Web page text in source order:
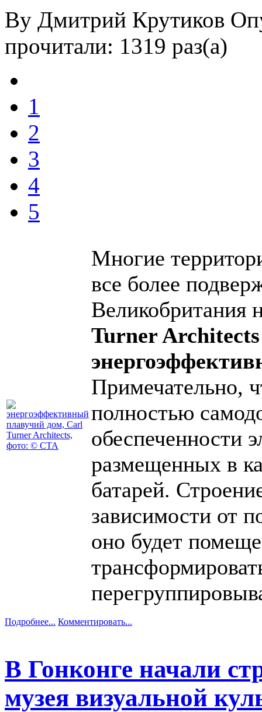
By Дмитрий Крутиков
прочитали: 1319 раз(а)
1
2
3
4
5
Многие
все более
Великобритания
Turner Architects
Примечательно,
полностью
обеспеченности
размещенных в
батарей.
зависимости от
оно будет
Подробнее... Комментировать...
В Гонконге начали
музея визуальной